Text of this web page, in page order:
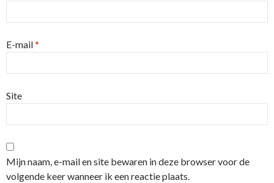
E-mail*
Site
Mijn naam, e-mail en site bewaren in deze browser voor de
volgende keer wanneer ik een reactie plaats.